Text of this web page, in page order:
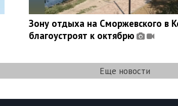
Зону отдыха на Сморжевского в
благоустроят к октябрю
Еще новости